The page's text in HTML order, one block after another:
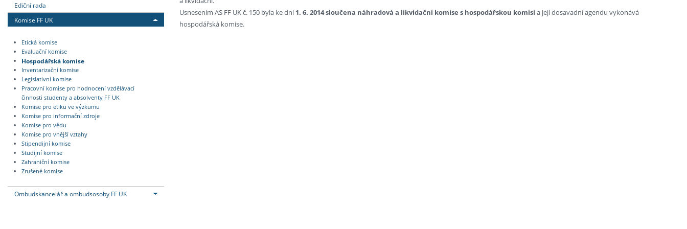
Ediční rada
Komise FF UK
Etická komise
Evaluační komise
Hospodářská komise
Inventarizační komise
Legislativní komise
Pracovní komise pro hodnocení vzdělávací
činnosti studenty a absolventy FF UK
Komise pro etiku ve výzkumu
Komise pro informační zdroje
Komise pro vědu
Komise pro vnější vztahy
Stipendijní komise
Studijní komise
Zahraniční komise
Zrušené komise
Ombudskancelář a ombudsosoby FF UK
Usnesením AS FF UK č. 150 byla ke dni 1. 6. 2014 sloučena náhradová a likvidační komise s hospodářskou komisía její dosavadní agendu vykonává
hospodářská komise.